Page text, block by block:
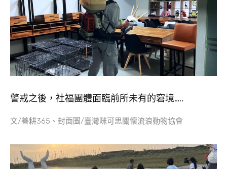
警戒之後，社福團體面臨前所未有的窘境…..
文/善耕365、封面圖/臺灣咪可思關懷流浪動物協會